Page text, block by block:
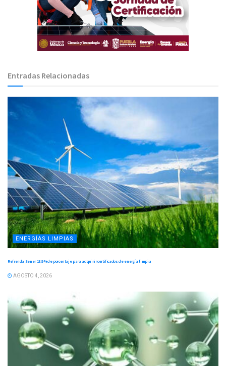
Entradas Relacionadas
ENERGÍAS LIMPIAS
Refrenda Sener 13.9 % de porcentaje para adquirir certificados de energía limpia
AGOSTO 4, 2026